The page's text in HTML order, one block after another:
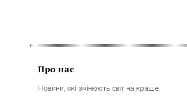
Про нас
Новини, які змінюють світ на краще.